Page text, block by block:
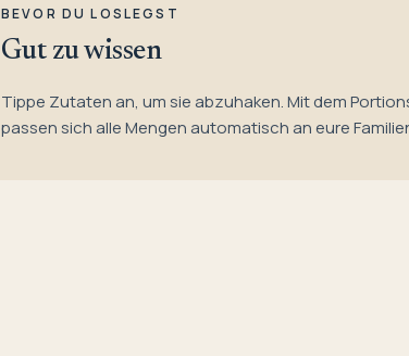
BEVOR DU LOSLEGST
Gut zu wissen
Tippe Zutaten an, um sie abzuhaken. Mit dem
passen sich alle Mengen automatisch an eure